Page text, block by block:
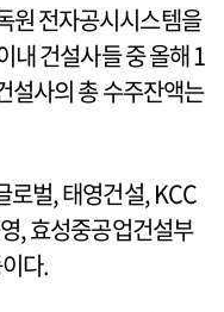
원 전자공시시스템을
내 건설사들 중 올해 1
설사의 총 수주잔액는
로벌, 태영건설, KCC
, 효성중공업건설부
다.